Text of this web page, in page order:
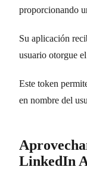
proporcionando
Su aplicación
usuario otorgue
Este token
en nombre del
LinkedIn